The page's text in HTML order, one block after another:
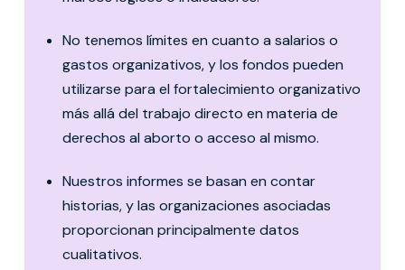
No tenemos límites en cuanto a salarios o
gastos organizativos, y los fondos pueden
utilizarse para el fortalecimiento organizativo
más allá del trabajo directo en materia de
derechos al aborto o acceso al mismo.
Nuestros informes se basan en contar
historias, y las organizaciones asociadas
proporcionan principalmente datos
cualitativos.